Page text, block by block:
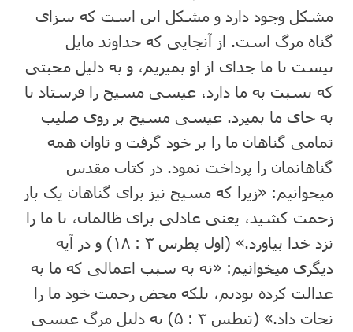
مشکل وجود دارد و مشکل این است که سزای
گناه مرگ است. از آنجایی که خداوند مایل
نیست تا ما جدای از او بمیریم، و به دلیل محبتی
که نسبت به ما دارد، عیسی مسیح را فرستاد تا
به جای ما بمیرد. عیسی مسیح بر روی صلیب
تمامی گناهان ما را بر خود گرفت و تاوان همه
گناهانمان را پرداخت نمود. در کتاب مقدس
میخوانیم: «زیرا که مسیح نیز برای گناهان یک بار
زحمت کشید، یعنی عادلی برای ظالمان، تا ما را
نزد خدا بیاورد.» (اول پطرس ۳ : ۱۸) و در آیه
دیگری میخوانیم: «نه به سبب اعمالی که ما به
عدالت کرده بودیم، بلکه محض رحمت خود ما را
نجات داد.» (تیطس ۳ : ۵) به دلیل مرگ عیسی